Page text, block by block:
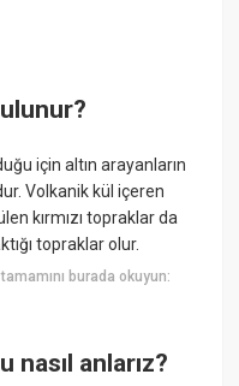
için altın arayanların
Volkanik kül içeren
kırmızı topraklar da
topraklar olur.
tamamını burada okuyun:
nasıl anlarız?